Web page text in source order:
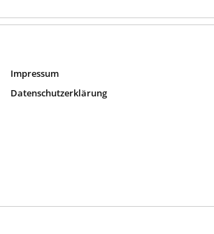
Impressum
Datenschutzerklärung